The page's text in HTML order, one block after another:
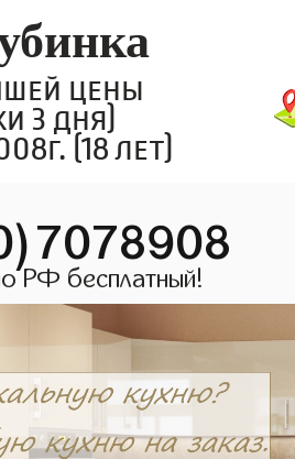
цены
3 дня)
(18 лет)
РФ бесплатный!